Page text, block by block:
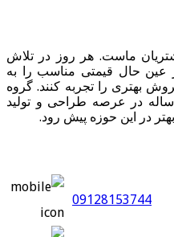
ماست. هر روز در تلاش
عین حال قیمتی مناسب را به
بهتری را تجربه کنند. گروه
طراحی و تولید ما با سابقه ی 5 ساله در عرصه طراحی و تولید
در این حوزه پیش رود.
09128153744